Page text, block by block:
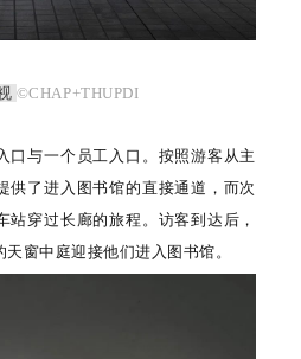
©CHAP+THUPDI
口与一个员工入口。按照游客从主
供了进入图书馆的直接通道，而次
站穿过长廊的旅程。访客到达后，
窗中庭迎接他们进入图书馆。